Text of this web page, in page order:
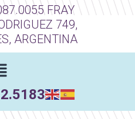
FRAY
749,
ARGENTINA